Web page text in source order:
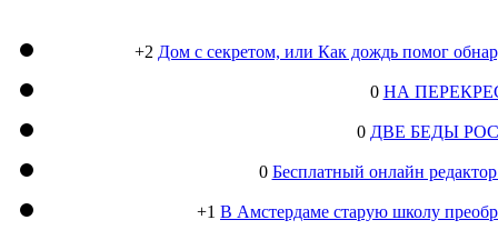
+2 Дом с секретом, или Как дождь помог
0 НА
0 ДВЕ БЕДЫ
0 Бесплатный онлайн
+1 В Амстердаме старую школу